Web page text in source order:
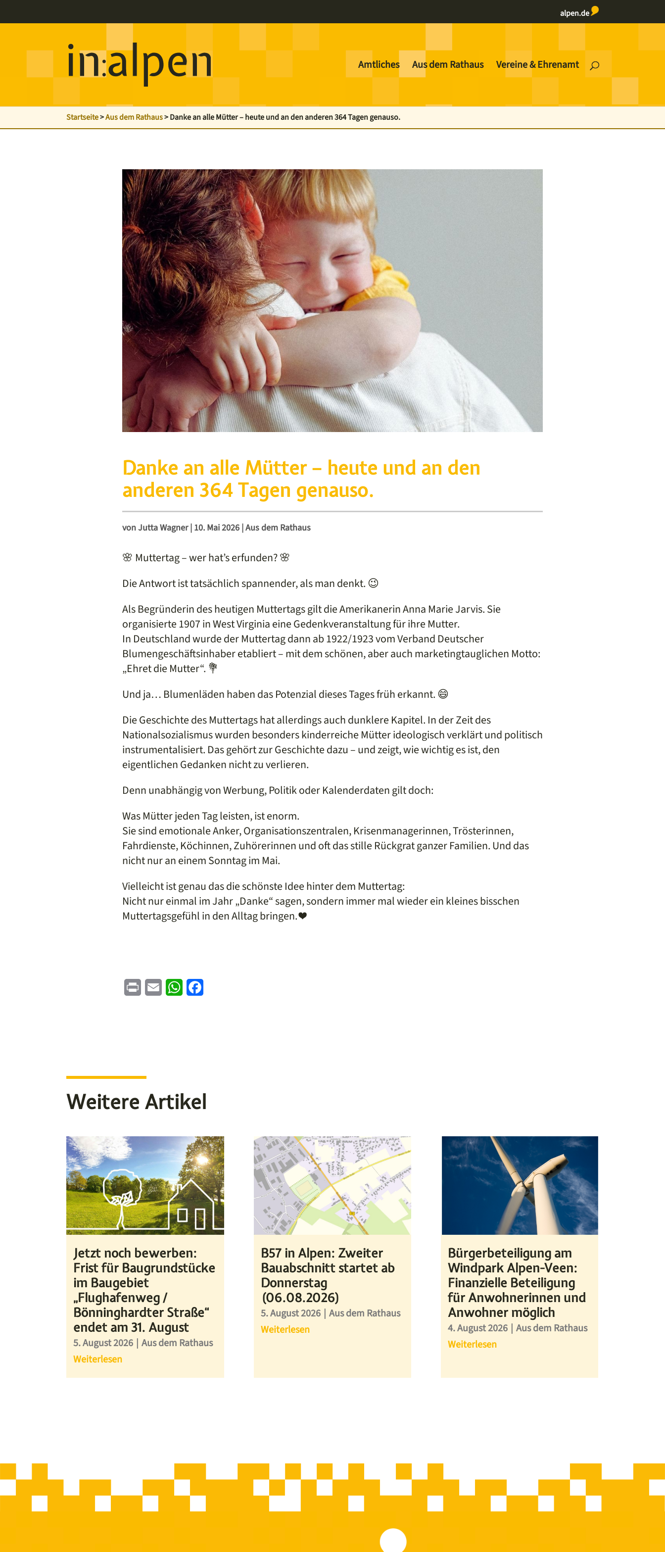
alpen.de
Amtliches Aus dem Rathaus Vereine & Ehrenamt
Startseite>Aus dem Rathaus>Danke an alle Mütter – heute und an den anderen 364 Tagen genauso.
Danke an alle Mütter – heute und an den
anderen 364 Tagen genauso.
vonJutta Wagner| 10. Mai 2026 |Aus dem Rathaus
🌸 Muttertag – wer hat’s erfunden? 🌸
Die Antwort ist tatsächlich spannender, als man denkt. 😉
Als Begründerin des heutigen Muttertags gilt die Amerikanerin Anna Marie Jarvis. Sie
organisierte 1907 in West Virginia eine Gedenkveranstaltung für ihre Mutter.
In Deutschland wurde der Muttertag dann ab 1922/1923 vom Verband Deutscher
Blumengeschäftsinhaber etabliert – mit dem schönen, aber auch marketingtauglichen Motto:
„Ehret die Mutter“. 💐
Und ja… Blumenläden haben das Potenzial dieses Tages früh erkannt. 😄
Die Geschichte des Muttertags hat allerdings auch dunklere Kapitel. In der Zeit des
Nationalsozialismus wurden besonders kinderreiche Mütter ideologisch verklärt und politisch
instrumentalisiert. Das gehört zur Geschichte dazu – und zeigt, wie wichtig es ist, den
eigentlichen Gedanken nicht zu verlieren.
Denn unabhängig von Werbung, Politik oder Kalenderdaten gilt doch:
Was Mütter jeden Tag leisten, ist enorm.
Sie sind emotionale Anker, Organisationszentralen, Krisenmanagerinnen, Trösterinnen,
Fahrdienste, Köchinnen, Zuhörerinnen und oft das stille Rückgrat ganzer Familien. Und das
nicht nur an einem Sonntag im Mai.
Vielleicht ist genau das die schönste Idee hinter dem Muttertag:
Nicht nur einmal im Jahr „Danke“ sagen, sondern immer mal wieder ein kleines bisschen
Muttertagsgefühl in den Alltag bringen. ❤️
Print Email WhatsApp
Weitere Artikel
Jetzt noch bewerben:
Frist für Baugrundstücke
im Baugebiet
„Flughafenweg /
Bönninghardter Straße“
endet am 31. August
5. August 2026 | Aus dem Rathaus
Weiterlesen
B57 in Alpen: Zweiter
Bauabschnitt startet ab
Donnerstag
(06.08.2026)
5. August 2026 | Aus dem Rathaus
Weiterlesen
Bürgerbeteiligung am
Windpark Alpen-Veen:
Finanzielle Beteiligung
für Anwohnerinnen und
Anwohner möglich
4. August 2026 | Aus dem Rathaus
Weiterlesen